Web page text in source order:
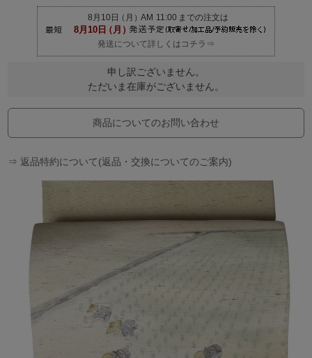
発送について詳しくはコチラ⇒
申し訳ございません。
ただいま在庫がございません。
商品についてのお問い合わせ
⇒ 返品特約について(返品・交換についてのご案内)